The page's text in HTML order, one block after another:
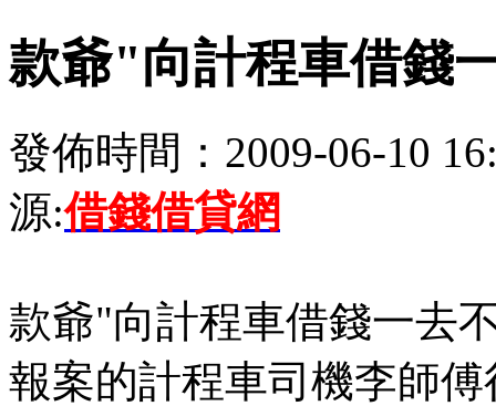
款爺"向計程車借錢
發佈時間：2009-06-10
源:借錢借貸網
款爺"向計程車借錢一去
報案的計程車司機李師